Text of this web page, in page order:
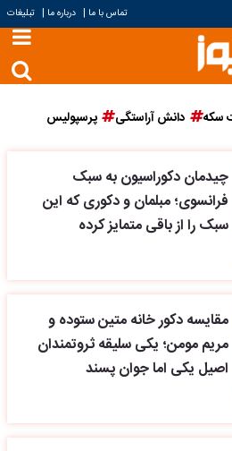
تماس با ما | درباره ما | تبلیغات
سکه دانش آراستگی پرسپولیس
چیدمان دکوراسیون به سبک
فرانسوی؛ مبلمان و دکوری که این
سبک را از باقی متمایز کرده
مقایسه دکور خانه متین ستوده و
مریم مومن؛ یکی سلیقه ثروتمندان
اصیل یکی اما جوان پسند